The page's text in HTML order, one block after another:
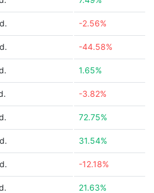
-2.56%
-44.58%
1.65%
-3.82%
72.75%
31.54%
-12.18%
21.63%